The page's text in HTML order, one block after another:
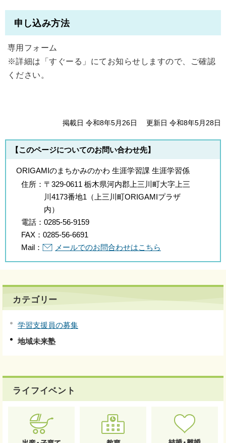
申し込み方法
専用フォーム
※詳細は「すぐーる」にてお知らせしますので、ご確認
ください。
掲載日 令和8年5月26日 更新日 令和8年5月28日
【このページについてのお問い合わせ先】
ORIGAMIのまちかみのかわ 生涯学習課 生涯学習係
住所： 〒329-0611 栃木県河内郡上三川町大字上三
川4173番地1（上三川町ORIGAMIプラザ
内）
電話： 0285-56-9159
FAX： 0285-56-6691
Mail：
メールでのお問合わせはこちら
カテゴリー
学習支援員の募集
地域未来塾
ライフイベント